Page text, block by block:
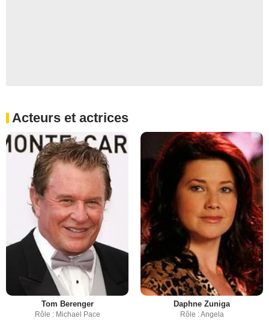
Acteurs et actrices
Tom Berenger
Rôle : Michael Pace
Daphne Zuniga
Rôle : Angela